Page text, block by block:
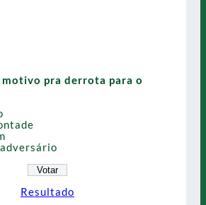
pra derrota para o
Resultado